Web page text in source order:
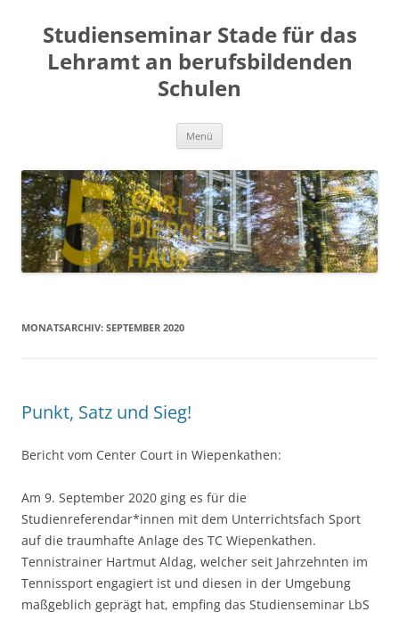
springen
Studienseminar Stade für das
Lehramt an berufsbildenden
Schulen
Menü
MONATSARCHIV: SEPTEMBER 2020
Punkt, Satz und Sieg!
Bericht vom Center Court in Wiepenkathen:
Am 9. September 2020 ging es für die
Studienreferendar*innen mit dem Unterrichtsfach Sport
auf die traumhafte Anlage des TC Wiepenkathen.
Tennistrainer Hartmut Aldag, welcher seit Jahrzehnten im
Tennissport engagiert ist und diesen in der Umgebung
maßgeblich geprägt hat, empfing das Studienseminar LbS